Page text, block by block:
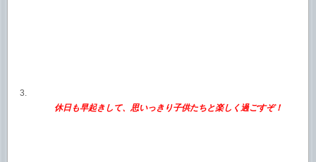
休日も早起きして、思いっきり子供たちと楽しく過ごすぞ！